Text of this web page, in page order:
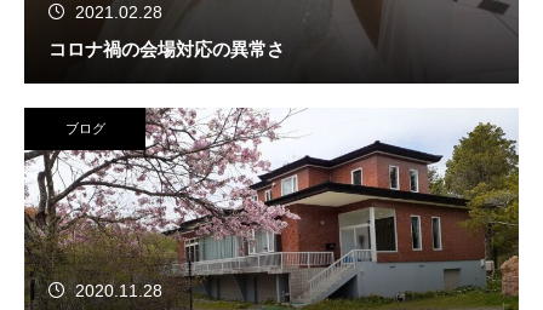
2021.02.28
コロナ禍の会場対応の異常さ
ブログ
2020.11.28